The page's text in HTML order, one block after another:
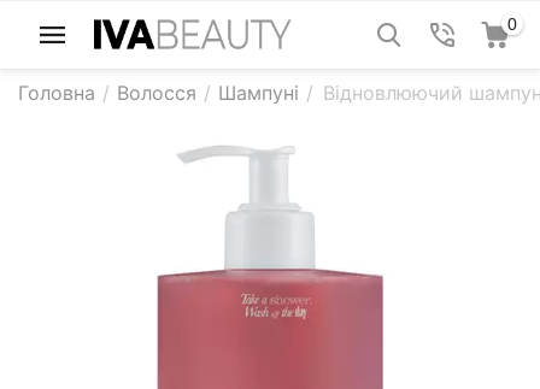
0
Головна / Волосся / Шампуні / Відновлюючий